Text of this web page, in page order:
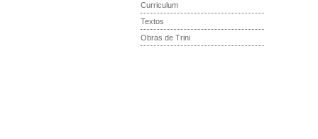
Curriculum
Textos
Obras de Trini